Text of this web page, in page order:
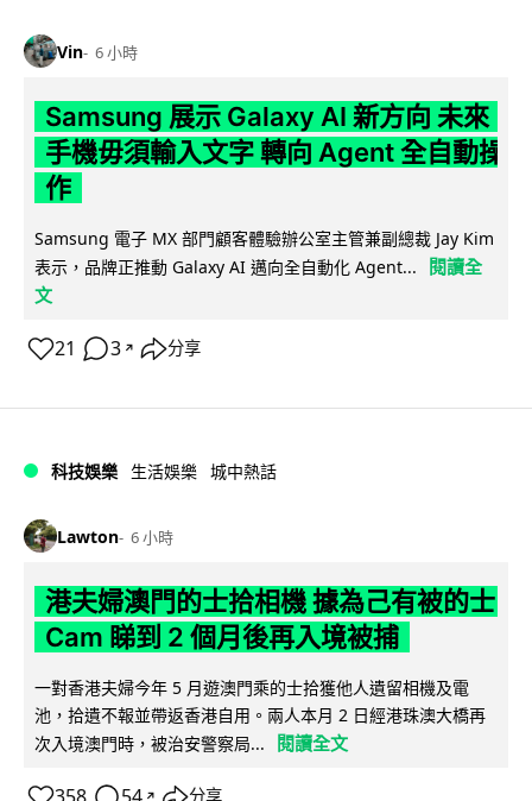
Vin 6 小時
Samsung 展示 Galaxy AI 新方向 未來
手機毋須輸入文字 轉向 Agent 全自動操
作
Samsung 電子 MX 部門顧客體驗辦公室主管兼副總裁 Jay Kim
表示，品牌正推動 Galaxy AI 邁向全自動化 Agent...
閱讀全
文
21 3 ↗ 分享
科技娛樂 生活娛樂 城中熱話
Lawton 6 小時
港夫婦澳門的士拾相機 據為己有被的士
Cam 睇到 2 個月後再入境被捕
一對香港夫婦今年 5 月遊澳門乘的士拾獲他人遺留相機及電
池，拾遺不報並帶返香港自用。兩人本月 2 日經港珠澳大橋再
次入境澳門時，被治安警察局...
閱讀全文
↗